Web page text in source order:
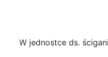
W jednostce ds.